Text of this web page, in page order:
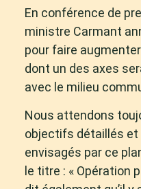
En conférence de
ministre Carmant
pour faire
dont un des axes
avec le milieu
Nous attendons
objectifs détaillés et
envisagés par ce
le titre : « Opération